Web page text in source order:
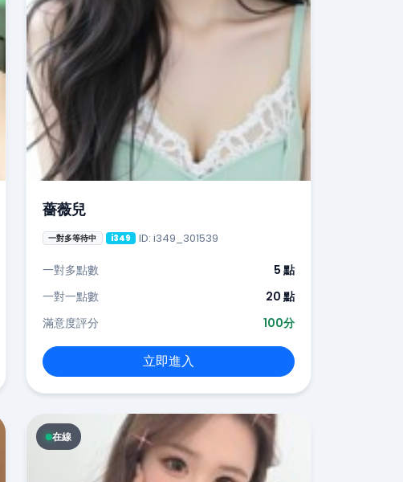
薔薇兒
一對多等待中 i349 ID: i349_301539
一對多點數
5 點
一對一點數
20 點
滿意度評分
100分
立即進入
在線